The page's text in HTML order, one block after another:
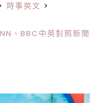
時事英文 >
、BBC中英對照新聞